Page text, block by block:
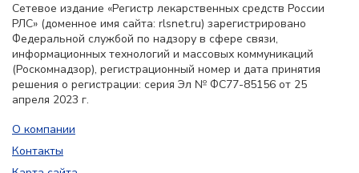
Сетевое издание «Регистр лекарственных средств России
РЛС» (доменное имя сайта: rlsnet.ru) зарегистрировано
Федеральной службой по надзору в сфере связи,
информационных технологий и массовых коммуникаций
(Роскомнадзор), регистрационный номер и дата принятия
решения о регистрации: серия Эл № ФС77-85156 от 25
апреля 2023 г.
О компании
Контакты